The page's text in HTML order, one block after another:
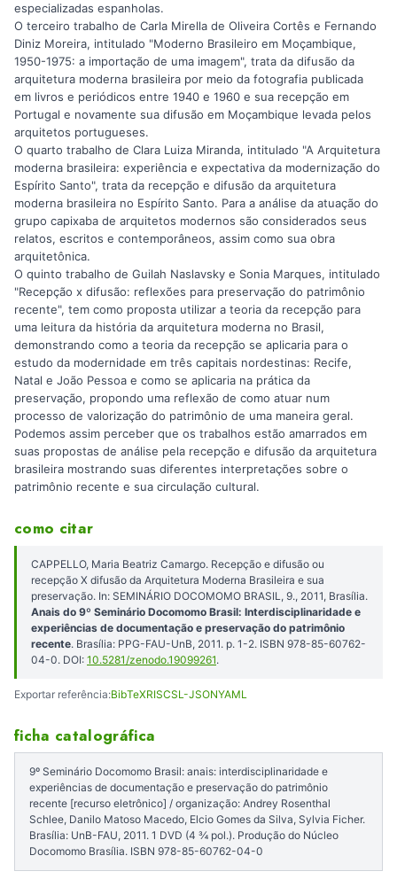
especializadas espanholas.
O terceiro trabalho de Carla Mirella de Oliveira Cortês e Fernando
Diniz Moreira, intitulado "Moderno Brasileiro em Moçambique,
1950-1975: a importação de uma imagem", trata da difusão da
arquitetura moderna brasileira por meio da fotografia publicada
em livros e periódicos entre 1940 e 1960 e sua recepção em
Portugal e novamente sua difusão em Moçambique levada pelos
arquitetos portugueses.
O quarto trabalho de Clara Luiza Miranda, intitulado "A Arquitetura
moderna brasileira: experiência e expectativa da modernização do
Espírito Santo", trata da recepção e difusão da arquitetura
moderna brasileira no Espírito Santo. Para a análise da atuação do
grupo capixaba de arquitetos modernos são considerados seus
relatos, escritos e contemporâneos, assim como sua obra
arquitetônica.
O quinto trabalho de Guilah Naslavsky e Sonia Marques, intitulado
"Recepção x difusão: reflexões para preservação do patrimônio
recente", tem como proposta utilizar a teoria da recepção para
uma leitura da história da arquitetura moderna no Brasil,
demonstrando como a teoria da recepção se aplicaria para o
estudo da modernidade em três capitais nordestinas: Recife,
Natal e João Pessoa e como se aplicaria na prática da
preservação, propondo uma reflexão de como atuar num
processo de valorização do patrimônio de uma maneira geral.
Podemos assim perceber que os trabalhos estão amarrados em
suas propostas de análise pela recepção e difusão da arquitetura
brasileira mostrando suas diferentes interpretações sobre o
patrimônio recente e sua circulação cultural.
como citar
CAPPELLO, Maria Beatriz Camargo. Recepção e difusão ou
recepção X difusão da Arquitetura Moderna Brasileira e sua
preservação. In: SEMINÁRIO DOCOMOMO BRASIL, 9., 2011, Brasília.
Anais do 9º Seminário Docomomo Brasil: Interdisciplinaridade e
experiências de documentação e preservação do patrimônio
recente. Brasília: PPG-FAU-UnB, 2011. p. 1-2. ISBN 978-85-60762-
04-0. DOI: 10.5281/zenodo.19099261.
Exportar referência:BibTeXRISCSL-JSONYAML
ficha catalográfica
9º Seminário Docomomo Brasil: anais: interdisciplinaridade e
experiências de documentação e preservação do patrimônio
recente [recurso eletrônico] / organização: Andrey Rosenthal
Schlee, Danilo Matoso Macedo, Elcio Gomes da Silva, Sylvia Ficher.
Brasília: UnB-FAU, 2011. 1 DVD (4 ¾ pol.). Produção do Núcleo
Docomomo Brasília. ISBN 978-85-60762-04-0